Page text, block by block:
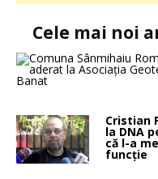
Cele mai noi
Cristian
la DNA
că l-a
funcție